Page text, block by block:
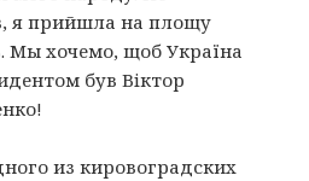
я прийшла на площу
хочемо, щоб Україна
був Вiктор
из кировоградских